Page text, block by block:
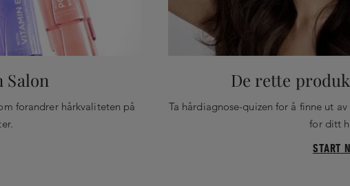
PARFUM /
FRAGRANCE
Salon
forandrer hårkvaliteten på
De rette
Ta hårdiagnose-quizen for å finne ut
for ditt
START